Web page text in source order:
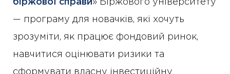
біржової справи» Біржового університету
— програму для новачків, які хочуть
зрозуміти, як працює фондовий ринок,
навчитися оцінювати ризики та
сформувати власну інвестиційну